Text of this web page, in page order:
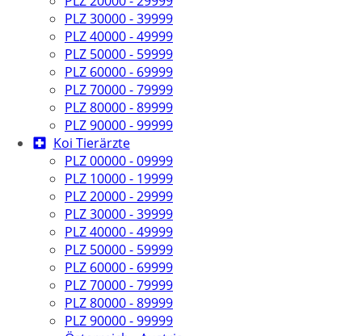
PLZ 30000 - 39999
PLZ 40000 - 49999
PLZ 50000 - 59999
PLZ 60000 - 69999
PLZ 70000 - 79999
PLZ 80000 - 89999
PLZ 90000 - 99999
Koi Tierärzte
PLZ 00000 - 09999
PLZ 10000 - 19999
PLZ 20000 - 29999
PLZ 30000 - 39999
PLZ 40000 - 49999
PLZ 50000 - 59999
PLZ 60000 - 69999
PLZ 70000 - 79999
PLZ 80000 - 89999
PLZ 90000 - 99999